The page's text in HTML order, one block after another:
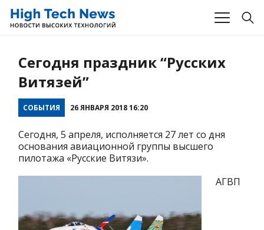
Сегодня праздник “Русских
Витязей”
СОБЫТИЯ 26 ЯНВАРЯ 2018 16:20
Сегодня, 5 апреля, исполняется 27 лет со дня
основания авиационной группы высшего
пилотажа «Русские Витязи».
АГВП